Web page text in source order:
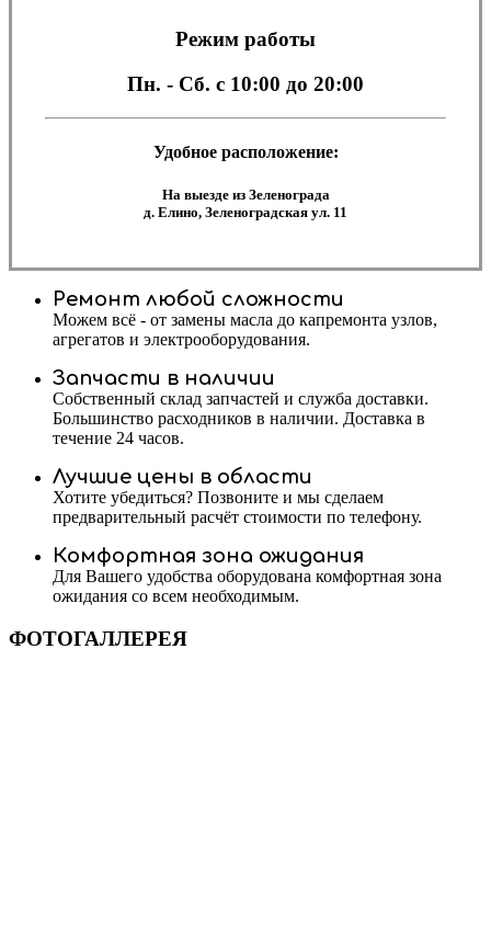
Режим работы
Пн. - Сб. с 10:00 до 20:00
Удобное расположение:
На выезде из Зеленограда
д. Елино, Зеленоградская ул. 11
Ремонт любой сложности
Можем всё - от замены масла до капремонта узлов,
агрегатов и электрооборудования.
Запчасти в наличии
Собственный склад запчастей и служба доставки.
Большинство расходников в наличии. Доставка в
течение 24 часов.
Лучшие цены в области
Хотите убедиться? Позвоните и мы сделаем
предварительный расчёт стоимости по телефону.
Комфортная зона ожидания
Для Вашего удобства оборудована комфортная зона
ожидания со всем необходимым.
ФОТОГАЛЛЕРЕЯ